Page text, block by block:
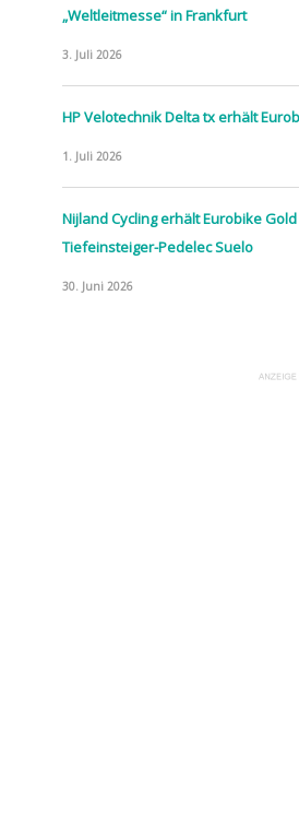
„Weltleitmesse“ in Frankfurt
3. Juli 2026
HP Velotechnik Delta tx erhält
1. Juli 2026
Nijland Cycling erhält Eurobike
Tiefeinsteiger-Pedelec Suelo
30. Juni 2026